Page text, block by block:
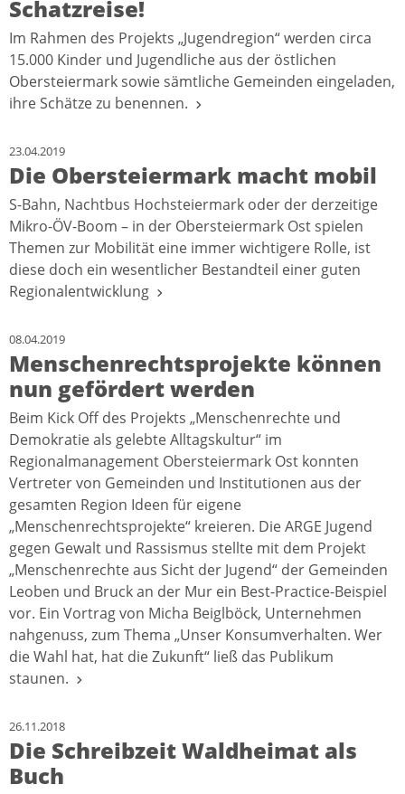
Schatzreise!
Im Rahmen des Projekts „Jugendregion“ werden circa
15.000 Kinder und Jugendliche aus der östlichen
Obersteiermark sowie sämtliche Gemeinden eingeladen,
ihre Schätze zu benennen.
23.04.2019
Die Obersteiermark macht mobil
S-Bahn, Nachtbus Hochsteiermark oder der derzeitige
Mikro-ÖV-Boom – in der Obersteiermark Ost spielen
Themen zur Mobilität eine immer wichtigere Rolle, ist
diese doch ein wesentlicher Bestandteil einer guten
Regionalentwicklung
08.04.2019
Menschenrechtsprojekte können
nun gefördert werden
Beim Kick Off des Projekts „Menschenrechte und
Demokratie als gelebte Alltagskultur“ im
Regionalmanagement Obersteiermark Ost konnten
Vertreter von Gemeinden und Institutionen aus der
gesamten Region Ideen für eigene
„Menschenrechtsprojekte“ kreieren. Die ARGE Jugend
gegen Gewalt und Rassismus stellte mit dem Projekt
„Menschenrechte aus Sicht der Jugend“ der Gemeinden
Leoben und Bruck an der Mur ein Best-Practice-Beispiel
vor. Ein Vortrag von Micha Beiglböck, Unternehmen
nahgenuss, zum Thema „Unser Konsumverhalten. Wer
die Wahl hat, hat die Zukunft“ ließ das Publikum
staunen.
26.11.2018
Die Schreibzeit Waldheimat als
Buch